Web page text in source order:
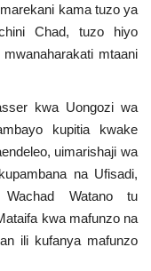
kama tuzo ya
Chad, tuzo hiyo
mtaani
kwa Uongozi wa
kupitia kwake
uimarishaji wa
na Ufisadi,
Watano tu
kwa mafunzo na
ili kufanya mafunzo